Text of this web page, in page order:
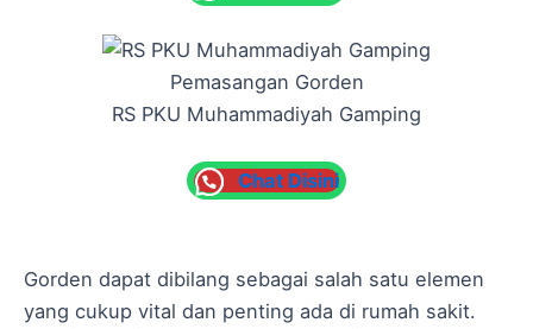
Pemasangan Gorden
RS PKU Muhammadiyah Gamping
Chat Disini
Gorden dapat dibilang sebagai salah satu elemen
yang cukup vital dan penting ada di rumah sakit.